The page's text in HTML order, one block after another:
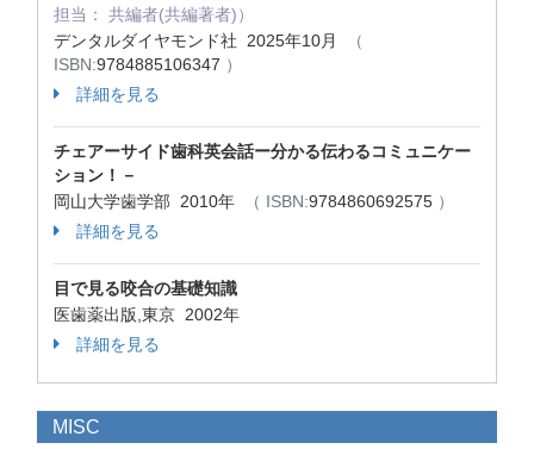
担当： 共編者(共編著者)）
デンタルダイヤモンド社 2025年10月
（
ISBN:9784885106347 ）
詳細を見る
チェアーサイド歯科英会話ー分かる伝わるコミュニケー
ション！－
岡山大学歯学部 2010年
（ ISBN:9784860692575 ）
詳細を見る
目で見る咬合の基礎知識
医歯薬出版,東京 2002年
詳細を見る
MISC